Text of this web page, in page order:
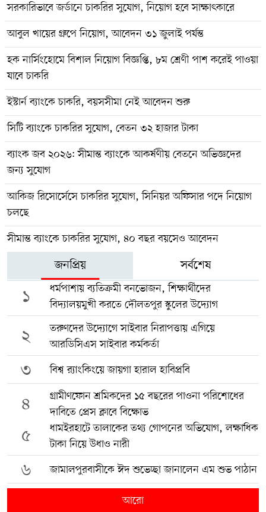
সরকারিভাবে জর্ডানে চাকরির সুযোগ, নিয়োগ হবে সাক্ষাৎকারে
আবুল খায়ের গ্রুপে নিয়োগ, আবেদন ৩১ জুলাই পর্যন্ত
হক নার্সিংহোমে বিশাল নিয়োগ বিজ্ঞপ্তি, ৮ম শ্রেণী পাশ করেই পাওয়া
যাবে চাকরি
ইস্টার্ন ব্যাংকে চাকরি, বয়সসীমা নেই আবেদন শুরু
সিটি ব্যাংকে চাকরির সুযোগ, বেতন ৩২ হাজার টাকা
ব্যাংক জব ২০২৬: সীমান্ত ব্যাংকে আকর্ষণীয় বেতনে অভিজ্ঞদের
জন্য সুযোগ
আকিজ রিসোর্সেসে চাকরির সুযোগ, সিনিয়র অফিসার পদে নিয়োগ
চলছে
সীমান্ত ব্যাংকে চাকরির সুযোগ, ৪০ বছর বয়সেও আবেদন
জনপ্রিয় সর্বশেষ
১
ধর্মপাশায় ব্যতিক্রমী বনভোজন, শিক্ষার্থীদের
বিদ্যালয়মুখী করতে দৌলতপুর স্কুলের উদ্যোগ
২
তরুণদের উদ্যোগে সাইবার নিরাপত্তায় এগিয়ে
আরডিসিএস সাইবার কর্মকর্তা
৩ বিশ্ব র‍্যাংকিংয়ে জায়গা হারাল হাবিপ্রবি
৪
গ্রামীণফোন শ্রমিকদের ১৫ বছরের পাওনা পরিশোধের
দাবিতে প্রেস ক্লাবে বিক্ষোভ
৫
ধামইরহাটে তালাকের তথ্য গোপনের অভিযোগ, লক্ষাধিক
টাকা নিয়ে উধাও নারী
৬ জামালপুরবাসীকে ঈদ শুভেচ্ছা জানালেন এম শুভ পাঠান
আরো